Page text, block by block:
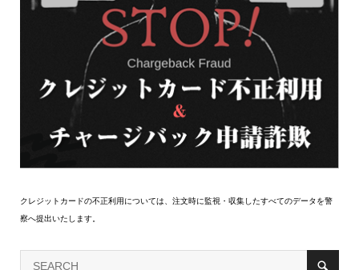
クレジットカードの不正利用については、注文時に監視・収集したすべてのデータを警
察へ提出いたします。